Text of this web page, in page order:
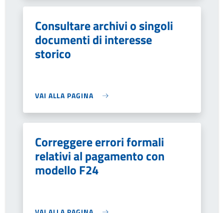
Consultare archivi o singoli
documenti di interesse
storico
VAI ALLA PAGINA
Correggere errori formali
relativi al pagamento con
modello F24